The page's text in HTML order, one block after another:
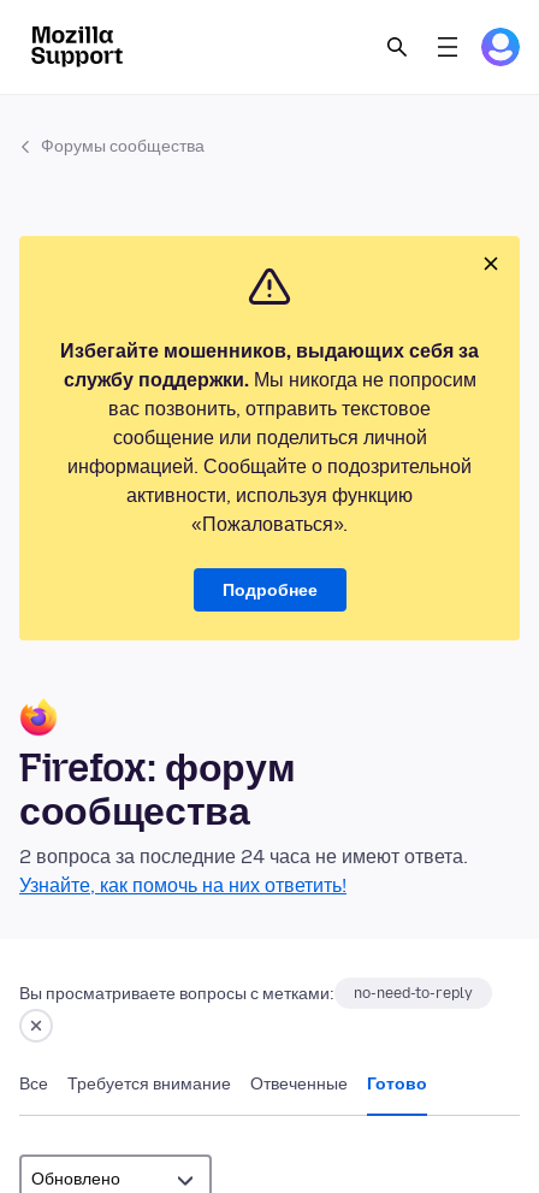
Форумы сообщества
Избегайте мошенников, выдающих себя за
службу поддержки.Мы никогда не попросим
вас позвонить, отправить текстовое
сообщение или поделиться личной
информацией. Сообщайте о подозрительной
активности, используя функцию
«Пожаловаться».
Подробнее
Firefox: форум
сообщества
2 вопроса за последние 24 часа не имеют ответа.
Узнайте, как помочь на них ответить!
Вы просматриваете вопросы с метками: no-need-to-reply
Все Требуется внимание Отвеченные Готово